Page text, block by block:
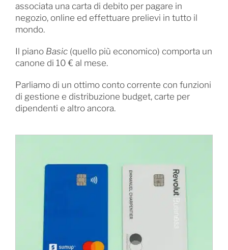
associata una carta di debito per pagare in
negozio, online ed effettuare prelievi in tutto il
mondo.
Il piano Basic(quello più economico) comporta un
canone di 10 € al mese.
Parliamo di un ottimo conto corrente con funzioni
di gestione e distribuzione budget, carte per
dipendenti e altro ancora.